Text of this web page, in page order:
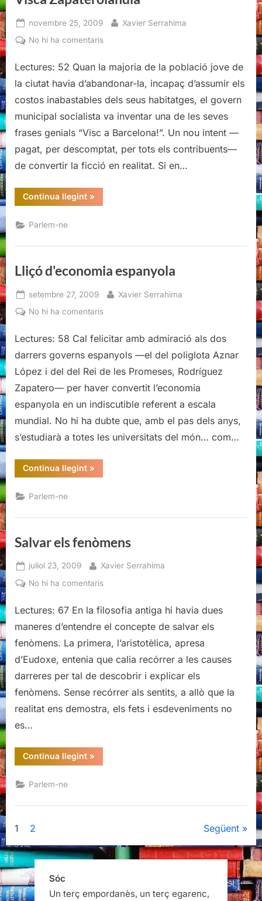
Posted
on
novembre 25, 2009 By
Xavier Serrahima
No hi ha comentarisa
Zapaterolàndia
Lectures: 52 Quan la majoria de la població jove de
la ciutat havia d’abandonar-la, incapaç d’assumir els
costos inabastables dels seus habitatges, el govern
municipal socialista va inventar una de les seves
frases genials “Visc a Barcelona!”. Un nou intent —
pagat, per descomptat, per tots els contribuents—
de convertir la ficció en realitat. Si en…
Continua llegint“Visca
Zapaterolàndia”
»
Parlem-ne
Lliçó d'economia espanyola
Posted
on
setembre 27, 2009 By
Xavier Serrahima
No hi ha comentarisa
d'economia
espanyola
Lectures: 58 Cal felicitar amb admiració als dos
darrers governs espanyols —el del poliglota Aznar
López i del del Rei de les Promeses, Rodríguez
Zapatero— per haver convertit l’economia
espanyola en un indiscutible referent a escala
mundial. No hi ha dubte que, amb el pas dels anys,
s’estudiarà a totes les universitats del món… com…
Continua llegint“Lliçó
d'economia
»
Parlem-ne
Salvar els fenòmens
Posted
on
juliol 23, 2009 By
Xavier Serrahima
No hi ha comentarisa
els
fenòmens
Lectures: 67 En la filosofia antiga hi havia dues
maneres d’entendre el concepte de salvar els
fenòmens. La primera, l’aristotèlica, apresa
d’Eudoxe, entenia que calia recórrer a les causes
darreres per tal de descobrir i explicar els
fenòmens. Sense recórrer als sentits, a allò que la
realitat ens demostra, els fets i esdeveniments no
es…
Continua llegint“Salvar
els
»
Parlem-ne
Paginació
de
les
1 2 Següent
Sóc
Un terç empordanès, un terç egarenc,